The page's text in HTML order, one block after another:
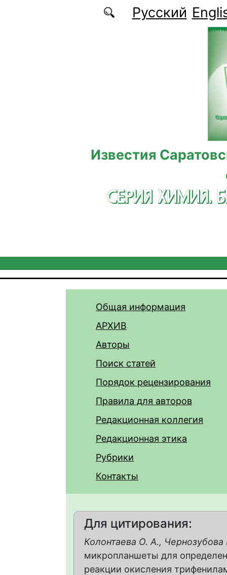
Перейти к основному содержаниюРусский
Известия
СЕРИЯ ХИМИЯ.
Общая информация
АРХИВ
Авторы
Поиск статей
Порядок рецензирования
Правила для авторов
Редакционная коллегия
Редакционная этика
Рубрики
Контакты
Для цитирования:
Колонтаева О. А.,
микропланшеты для
реакции окисления